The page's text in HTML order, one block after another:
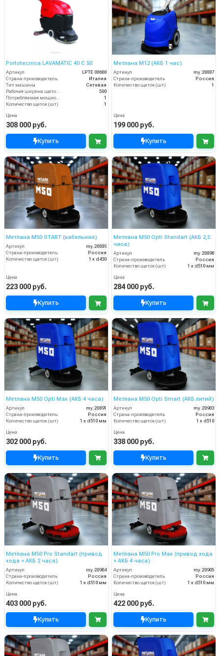
Portotecnica LAVAMATIC 40 C 50
Артикул
LPTE 00600
Страна-производитель
Италия
Тип машины
Сетевая
Рабочая ширина щеток (мм)
500
Потребляемая мощность (кВт)
1
Количество щеток (шт)
1
Цена
308 000 руб.
Купить
Метлана М12 (АКБ 1 час)
Артикул
my.20887
Страна-производитель
Россия
Количество щеток (шт)
1
Цена
199 000 руб.
Купить
Метлана М50 START (кабельная)
Артикул
my.20889
Страна-производитель
Россия
Количество щеток (шт)
1 х d430
Цена
223 000 руб.
Купить
Метлана М50 Opti Standart (АКБ 2,5
часа)
Артикул
my.20890
Страна-производитель
Россия
Количество щеток (шт)
1 х d510 мм
Цена
284 000 руб.
Купить
Метлана М50 Opti Max (АКБ 4 часа)
Артикул
my.20891
Страна-производитель
Россия
Количество щеток (шт)
1 х d510 мм
Цена
302 000 руб.
Купить
Метлана М50 Opti Smart (АКБ литий)
Артикул
my.20903
Страна-производитель
Россия
Количество щеток (шт)
1 х d510
Цена
338 000 руб.
Купить
Метлана М50 Pro Standart (привод
хода + АКБ 2 часа)
Артикул
my.20904
Страна-производитель
Россия
Количество щеток (шт)
1 х d510 мм
Цена
403 000 руб.
Купить
Метлана M50 Pro Max (привод хода
+ АКБ 4 часа)
Артикул
my.20905
Страна-производитель
Россия
Количество щеток (шт)
1 х d510 мм
Цена
422 000 руб.
Купить